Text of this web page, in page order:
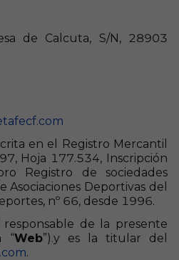
de Calcuta, S/N, 28903
en el Registro Mercantil
Hoja 177.534, Inscripción
Registro de sociedades
Asociaciones Deportivas del
nº 66, desde 1996.
de la presente
“Web”).y es la titular del
.